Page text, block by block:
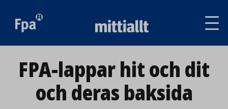
FPA-lappar hit och dit
och deras baksida